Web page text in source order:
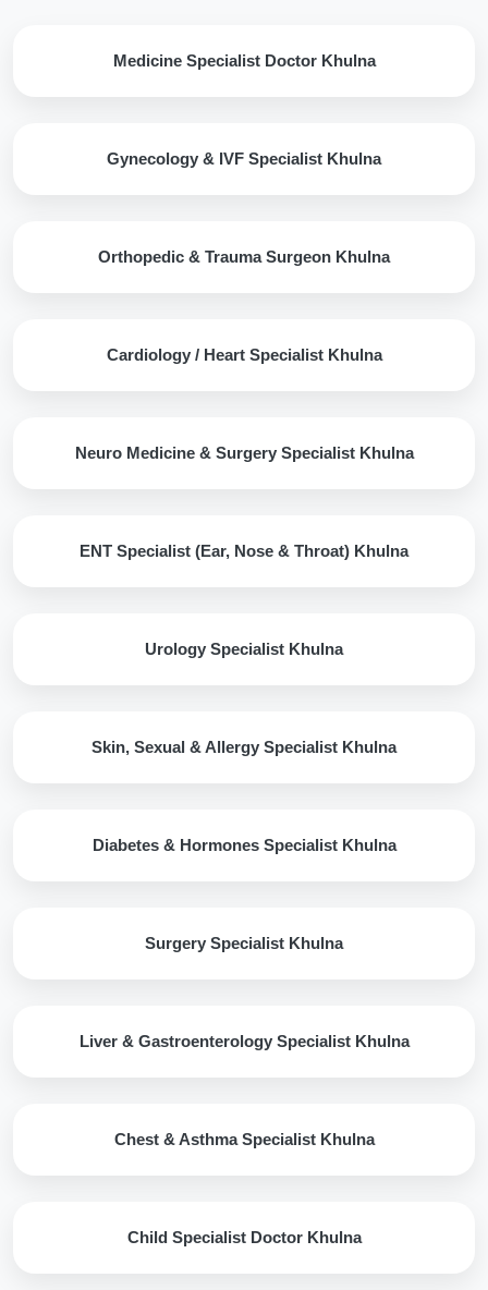
Medicine Specialist Doctor Khulna
Gynecology & IVF Specialist Khulna
Orthopedic & Trauma Surgeon Khulna
Cardiology / Heart Specialist Khulna
Neuro Medicine & Surgery Specialist Khulna
ENT Specialist (Ear, Nose & Throat) Khulna
Urology Specialist Khulna
Skin, Sexual & Allergy Specialist Khulna
Diabetes & Hormones Specialist Khulna
Surgery Specialist Khulna
Liver & Gastroenterology Specialist Khulna
Chest & Asthma Specialist Khulna
Child Specialist Doctor Khulna